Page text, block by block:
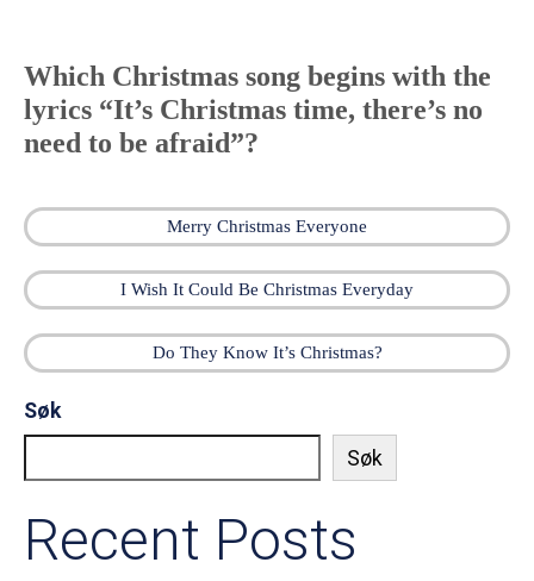
Which Christmas song begins with the
lyrics “It’s Christmas time, there’s no
need to be afraid”?
Merry Christmas Everyone
I Wish It Could Be Christmas Everyday
Do They Know It’s Christmas?
Søk
Søk
Recent Posts